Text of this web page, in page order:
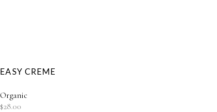
EASY CREME
Organic
$28.00